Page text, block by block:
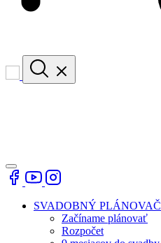
SVADOBNÝ PLÁNOVAČ
Začíname plánovať
Rozpočet